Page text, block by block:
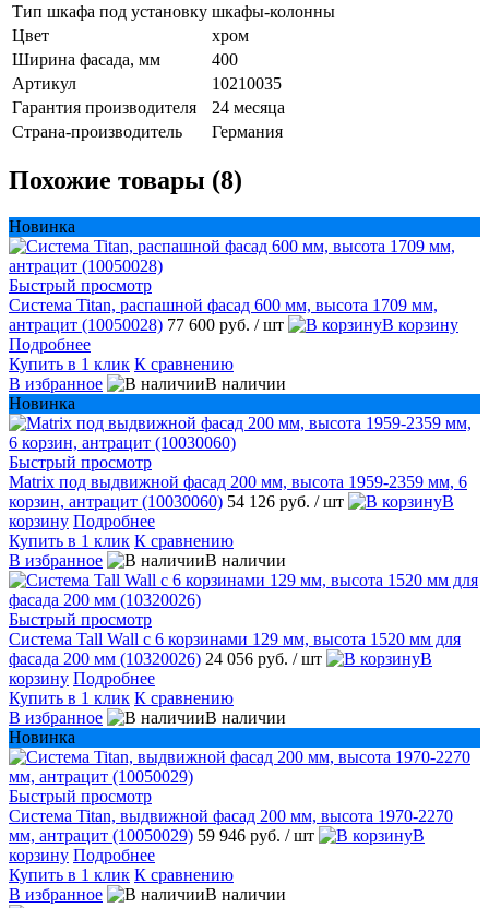
Тип шкафа под установку шкафы-колонны
Цвет
хром
Ширина фасада, мм
400
Артикул
10210035
Гарантия производителя
24 месяца
Страна-производитель
Германия
Похожие товары (8)
Новинка
Быстрый просмотр
Система Titan, распашной фасад 600 мм, высота 1709 мм,
антрацит (10050028) 77 600 руб. / шт
В корзину
Подробнее
Купить в 1 клик К сравнению
В избранное
В наличии
Новинка
Быстрый просмотр
Matrix под выдвижной фасад 200 мм, высота 1959-2359 мм, 6
корзин, антрацит (10030060) 54 126 руб. / шт
В
корзину Подробнее
Купить в 1 клик К сравнению
В избранное
В наличии
Быстрый просмотр
Система Tall Wall с 6 корзинами 129 мм, высота 1520 мм для
фасада 200 мм (10320026) 24 056 руб. / шт
В
корзину Подробнее
Купить в 1 клик К сравнению
В избранное
В наличии
Новинка
Быстрый просмотр
Система Titan, выдвижной фасад 200 мм, высота 1970-2270
мм, антрацит (10050029) 59 946 руб. / шт
В
корзину Подробнее
Купить в 1 клик К сравнению
В избранное
В наличии